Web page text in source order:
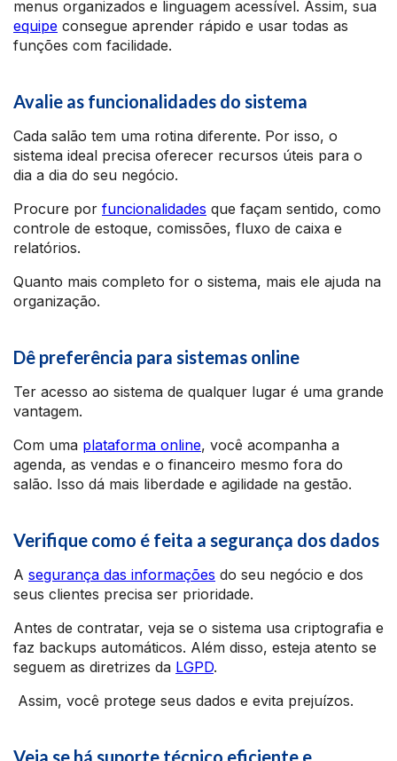
menus organizados e linguagem acessível. Assim, sua
equipe consegue aprender rápido e usar todas as
funções com facilidade.
Avalie as funcionalidades do sistema
Cada salão tem uma rotina diferente. Por isso, o
sistema ideal precisa oferecer recursos úteis para o
dia a dia do seu negócio.
Procure por funcionalidades que façam sentido, como
controle de estoque, comissões, fluxo de caixa e
relatórios.
Quanto mais completo for o sistema, mais ele ajuda na
organização.
Dê preferência para sistemas online
Ter acesso ao sistema de qualquer lugar é uma grande
vantagem.
Com uma plataforma online, você acompanha a
agenda, as vendas e o financeiro mesmo fora do
salão. Isso dá mais liberdade e agilidade na gestão.
Verifique como é feita a segurança dos dados
A segurança das informações do seu negócio e dos
seus clientes precisa ser prioridade.
Antes de contratar, veja se o sistema usa criptografia e
faz backups automáticos. Além disso, esteja atento se
seguem as diretrizes da LGPD.
Assim, você protege seus dados e evita prejuízos.
Veja se há suporte técnico eficiente e